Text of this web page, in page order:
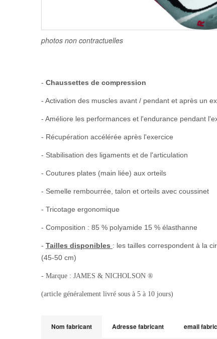
photos non contractuelles
- Chaussettes de compression
- Activation des muscles avant / pendant et après un
- Améliore les performances et l'endurance pendant
- Récupération accélérée après l'exercice
- Stabilisation des ligaments et de l'articulation
- Coutures plates (main liée) aux orteils
- Semelle rembourrée, talon et orteils avec coussinet
- Tricotage ergonomique
- Composition : 85 % polyamide 15 % élasthanne
- Tailles disponibles : les tailles correspondent à la
(45-50 cm)
- Marque : JAMES & NICHOLSON ®
(article généralement livré sous à 5 à 10 jours)
Nom fabricant Adresse fabricant email